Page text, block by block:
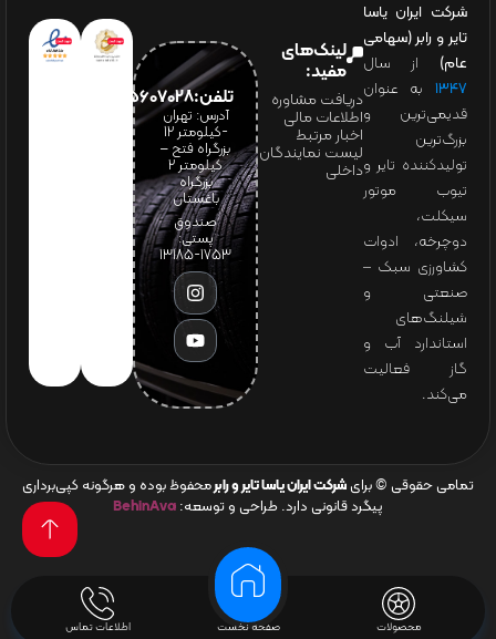
محصولات صفحه نخست اطلاعات تماس
شرکت ایران یاسا
تایر و رابر (سهامی
عام) از سال
۱۳۴۷ به عنوان
قدیمی‌ترین و
بزرگ‌ترین
تولیدکننده تایر و
تیوب موتور
سیکلت،
دوچرخه، ادوات
کشاورزی سبک –
صنعتی و
شیلنگ‌های
استاندارد آب و
گاز فعالیت
می‌کند.
لینک‌های
مفید:
دریافت مشاوره
اطلاعات مالی
اخبار مرتبط
لیست نمایندگان
داخلی
تلفن:65607028(021)
آدرس: تهران
-کیلومتر 12
بزرگراه فتح –
کیلومتر ۲
بزرگراه
باغستان
صندوق
پستی:
1753-13185
تمامی حقوقی © برای شرکت ایران یاسا تایر و رابرمحفوظ بوده و هرگونه کپی‌برداری
پیگرد قانونی دارد. طراحی و توسعه: BehinAva